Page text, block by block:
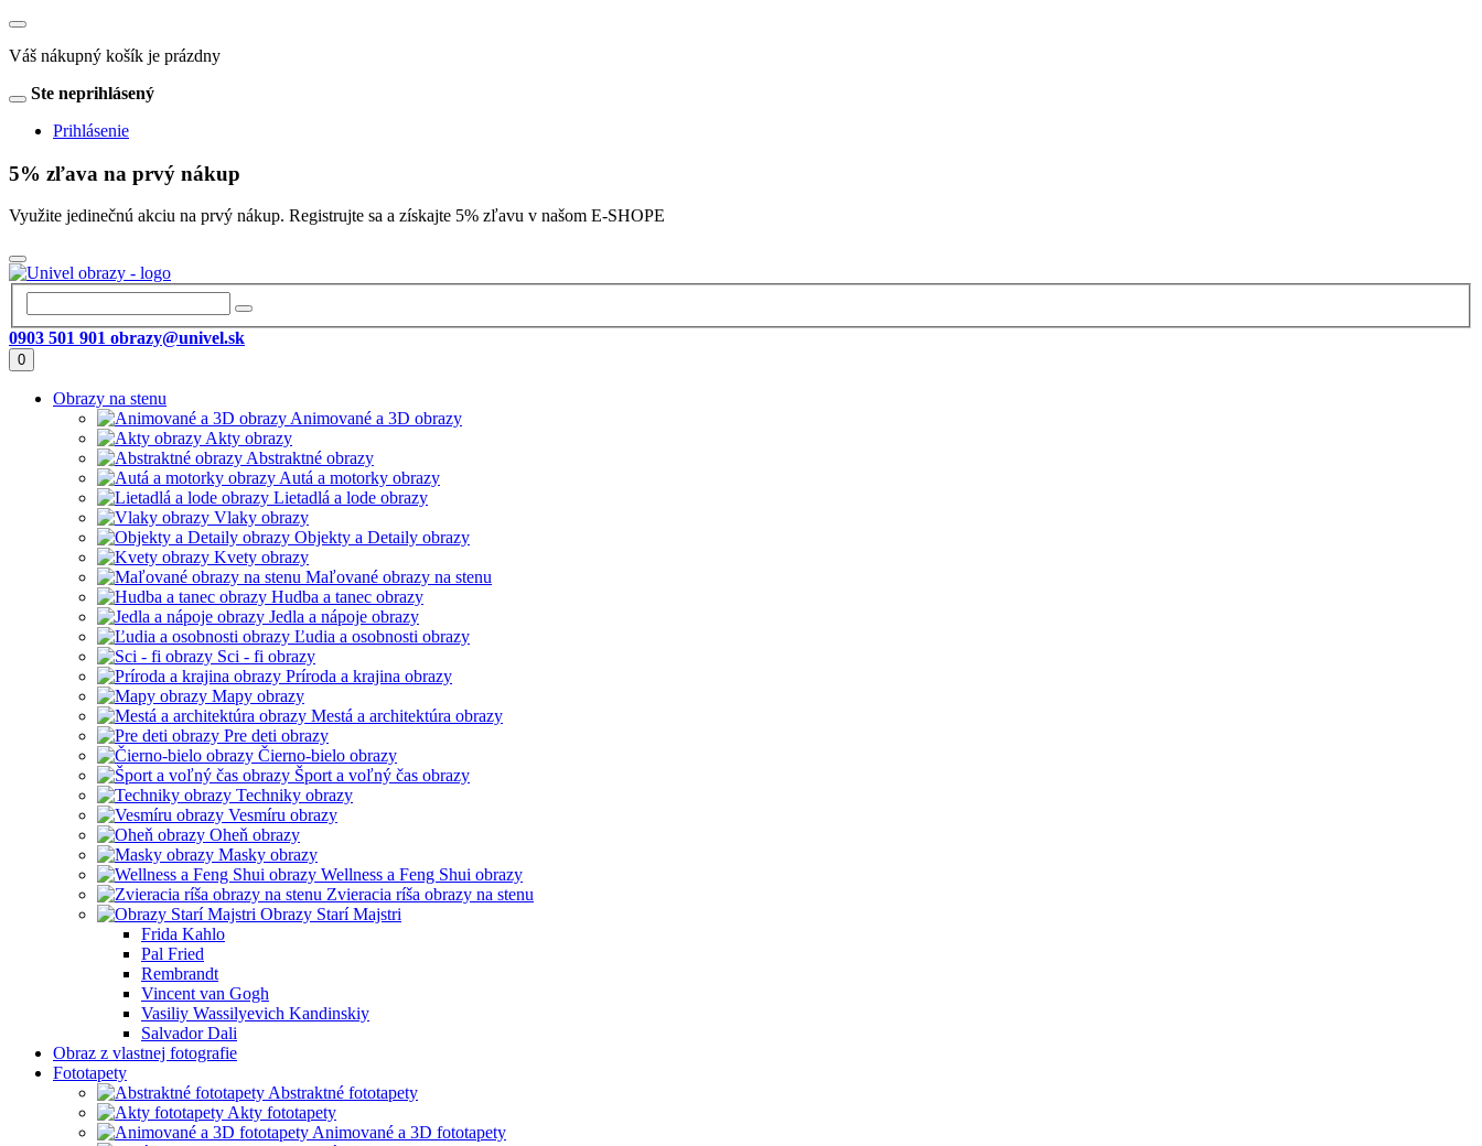
Váš nákupný košík je prázdny
Ste neprihlásený
Prihlásenie
5% zľava na prvý nákup
Využite jedinečnú akciu na prvý nákup. Registrujte sa a získajte 5% zľavu v našom E-SHOPE
0903 501 901 obrazy@univel.sk
0
Obrazy na stenu
Animované a 3D obrazy
Akty obrazy
Abstraktné obrazy
Autá a motorky obrazy
Lietadlá a lode obrazy
Vlaky obrazy
Objekty a Detaily obrazy
Kvety obrazy
Maľované obrazy na stenu
Hudba a tanec obrazy
Jedla a nápoje obrazy
Ľudia a osobnosti obrazy
Sci - fi obrazy
Príroda a krajina obrazy
Mapy obrazy
Mestá a architektúra obrazy
Pre deti obrazy
Čierno-bielo obrazy
Šport a voľný čas obrazy
Techniky obrazy
Vesmíru obrazy
Oheň obrazy
Masky obrazy
Wellness a Feng Shui obrazy
Zvieracia ríša obrazy na stenu
Obrazy Starí Majstri
Frida Kahlo
Pal Fried
Rembrandt
Vincent van Gogh
Vasiliy Wassilyevich Kandinskiy
Salvador Dali
Obraz z vlastnej fotografie
Fototapety
Abstraktné fototapety
Akty fototapety
Animované a 3D fototapety